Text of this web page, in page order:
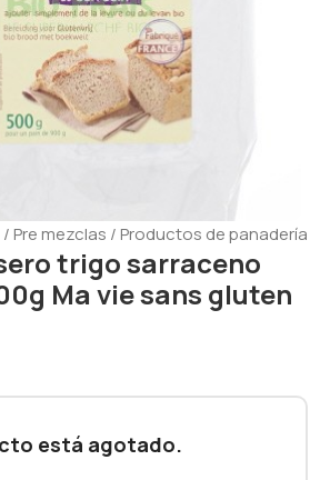
/ Pre mezclas / Productos de panadería
trigo sarraceno
Ma vie sans gluten
está agotado.